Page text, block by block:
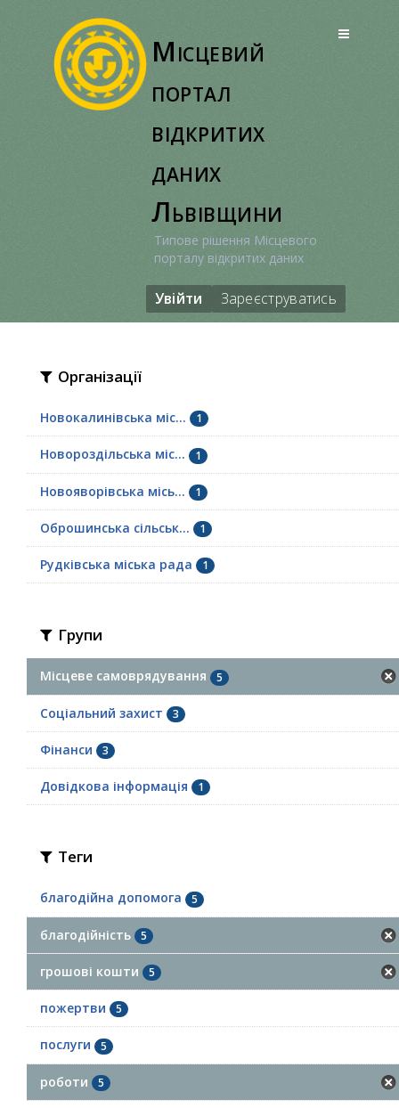
Місцевий
портал
відкритих
даних
Львівщини
Типове рішення Місцевого
порталу відкритих даних
Увійти Зареєструватись
Організації
Новокалинівська міс... 1
Новороздільська міс... 1
Новояворівська місь... 1
Оброшинська сільськ... 1
Рудківська міська рада 1
Групи
Місцеве самоврядування 5
Соціальний захист 3
Фінанси 3
Довідкова інформація 1
Теги
благодійна допомога 5
благодійність 5
грошові кошти 5
пожертви 5
послуги 5
роботи 5